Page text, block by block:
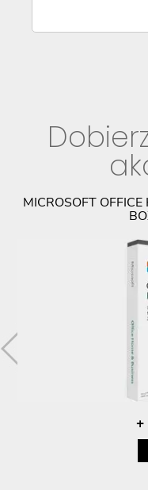
MICROSOFT
+